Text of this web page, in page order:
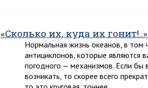
«Сколько их, куда их
Нормальная жизнь океанов, в том
антициклонов, которые являются
погодного — механизмов. Если бы
возникать, то скорее всего